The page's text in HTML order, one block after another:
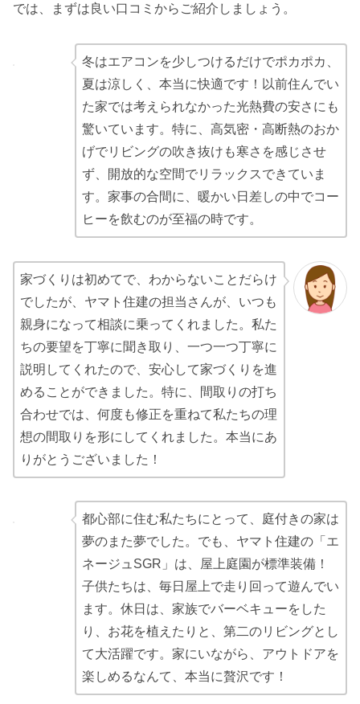
では、まずは良い口コミからご紹介しましょう。
冬はエアコンを少しつけるだけでポカポカ、
夏は涼しく、本当に快適です！以前住んでい
た家では考えられなかった光熱費の安さにも
驚いています。特に、高気密・高断熱のおか
げでリビングの吹き抜けも寒さを感じさせ
ず、開放的な空間でリラックスできていま
す。家事の合間に、暖かい日差しの中でコー
ヒーを飲むのが至福の時です。
家づくりは初めてで、わからないことだらけ
でしたが、ヤマト住建の担当さんが、いつも
親身になって相談に乗ってくれました。私た
ちの要望を丁寧に聞き取り、一つ一つ丁寧に
説明してくれたので、安心して家づくりを進
めることができました。特に、間取りの打ち
合わせでは、何度も修正を重ねて私たちの理
想の間取りを形にしてくれました。本当にあ
りがとうございました！
都心部に住む私たちにとって、庭付きの家は
夢のまた夢でした。でも、ヤマト住建の「エ
ネージュSGR」は、屋上庭園が標準装備！
子供たちは、毎日屋上で走り回って遊んでい
ます。休日は、家族でバーベキューをした
り、お花を植えたりと、第二のリビングとし
て大活躍です。家にいながら、アウトドアを
楽しめるなんて、本当に贅沢です！